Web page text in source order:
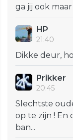
ga jij ook
HP
21:40
Dikke deur,
Prikker
20:45
Slechtste
op te zijn ! En
ban...